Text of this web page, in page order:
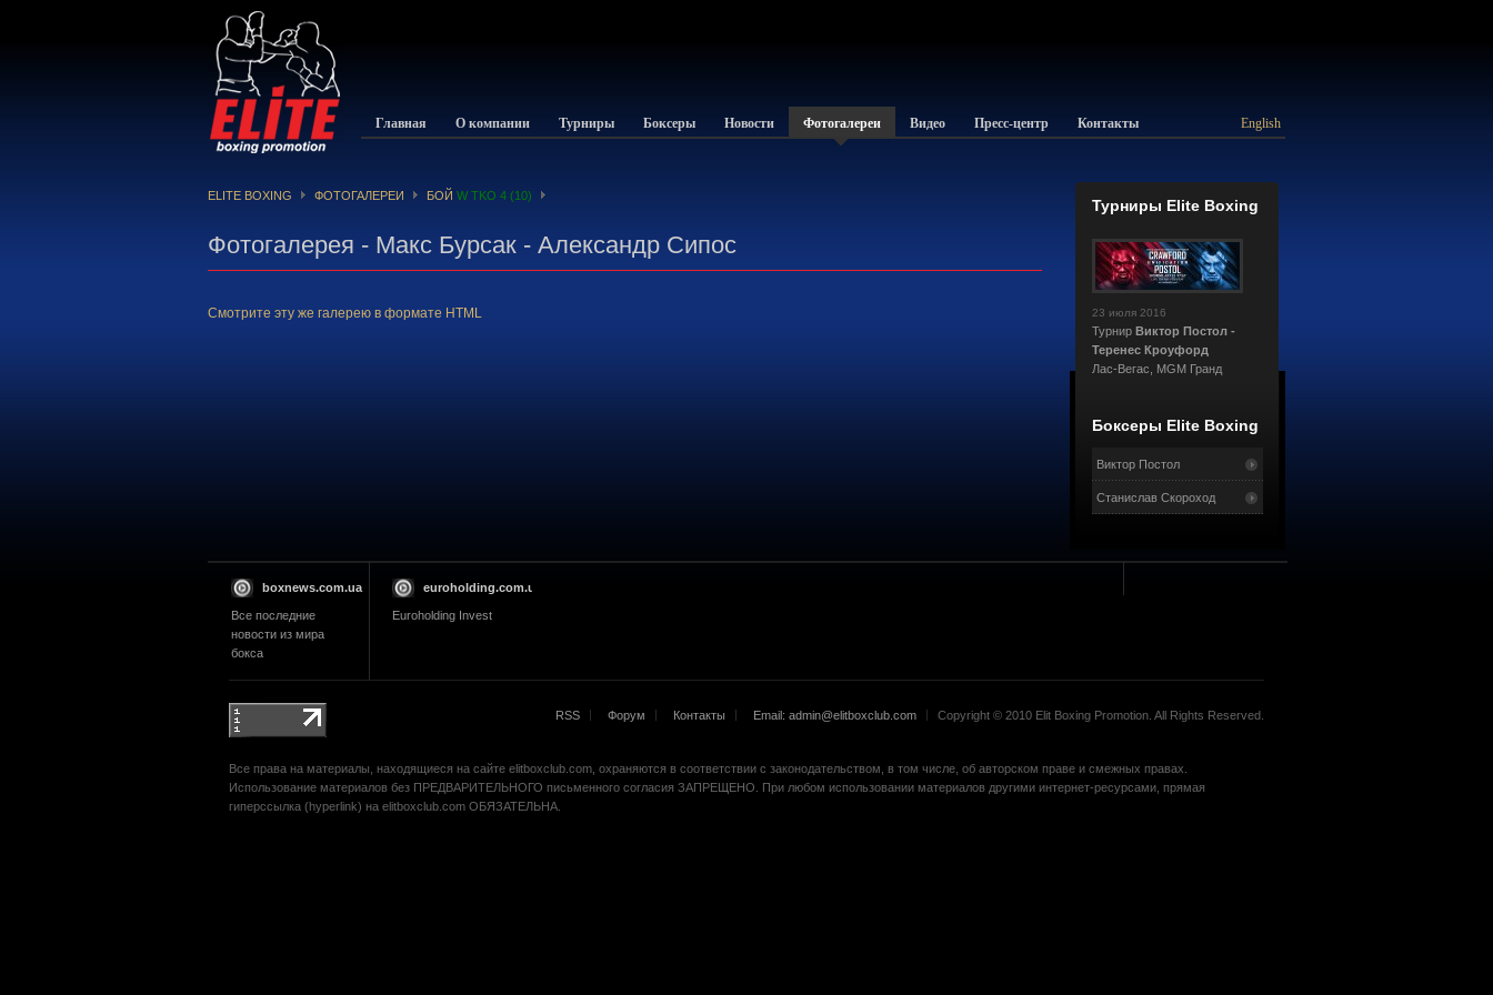
Главная О компании Турниры Боксеры Новости Фотогалереи Видео Пресс-центр Контакты English
ELITE BOXING ФОТОГАЛЕРЕИ БОЙ W TKO 4 (10)
Фотогалерея - Макс Бурсак - Александр Сипос
Смотрите эту же галерею в формате HTML
Турниры Elite Boxing
23 июля 2016
Турнир Виктор Постол -
Теренес Кроуфорд
Лас-Вегас, MGM Гранд
Боксеры Elite Boxing
Виктор Постол
Станислав Скороход
boxnews.com.ua
Все последние
новости из мира
бокса
euroholding.com.ua
Euroholding Invest
RSS Форум Контакты Email: admin@elitboxclub.com Copyright © 2010 Elit Boxing Promotion. All Rights Reserved.
Все права на материалы, находящиеся на сайте elitboxclub.com, охраняются в соответствии с законодательством, в том числе, об авторском праве и смежных правах.
Использование материалов без ПРЕДВАРИТЕЛЬНОГО письменного согласия ЗАПРЕЩЕНО. При любом использовании материалов другими интернет-ресурсами, прямая
гиперссылка (hyperlink) на elitboxclub.com ОБЯЗАТЕЛЬНА.